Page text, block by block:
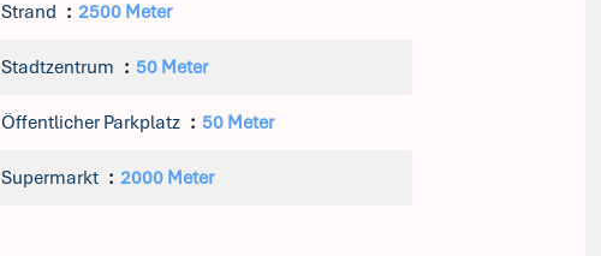
Strand 2500 Meter
Stadtzentrum 50 Meter
Öffentlicher Parkplatz 50 Meter
Supermarkt 2000 Meter